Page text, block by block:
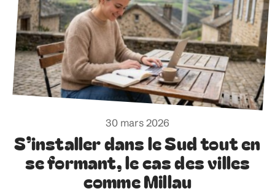
30 mars 2026
S’installer dans le Sud tout en
se formant, le cas des villes
comme Millau